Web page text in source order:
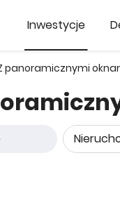
Inwestycje
panoramicznymi